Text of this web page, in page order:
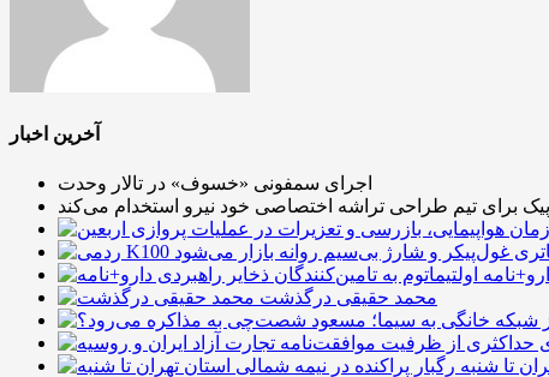
آخرین اخبار
اجرای سمفونی «خسوف» در تالار وحدت
برای تیم طراحی تراشه اختصاصی خود نیرو استخدام می‌کند
محمد حقیقی درگذشت
تا شنبه